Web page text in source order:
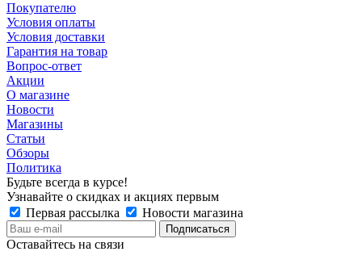
Покупателю
Условия оплаты
Условия доставки
Гарантия на товар
Вопрос-ответ
Акции
О магазине
Новости
Магазины
Статьи
Обзоры
Политика
Будьте всегда в курсе!
Узнавайте о скидках и акциях первым
Первая рассылка
Новости магазина
Оставайтесь на связи